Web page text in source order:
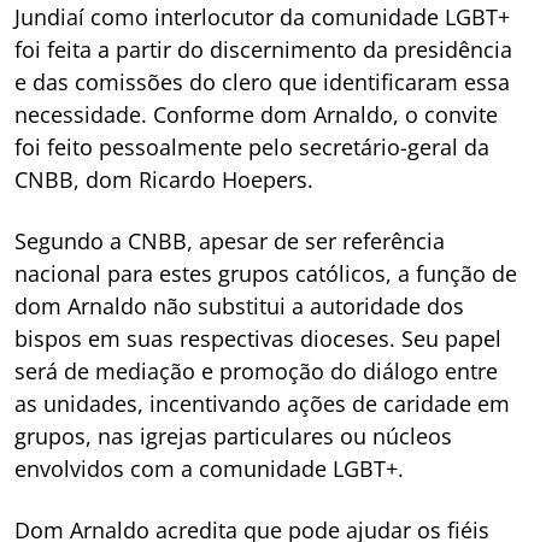
Jundiaí como interlocutor da comunidade LGBT+
foi feita a partir do discernimento da presidência
e das comissões do clero que identificaram essa
necessidade. Conforme dom Arnaldo, o convite
foi feito pessoalmente pelo secretário-geral da
CNBB, dom Ricardo Hoepers.
Segundo a CNBB, apesar de ser referência
nacional para estes grupos católicos, a função de
dom Arnaldo não substitui a autoridade dos
bispos em suas respectivas dioceses. Seu papel
será de mediação e promoção do diálogo entre
as unidades, incentivando ações de caridade em
grupos, nas igrejas particulares ou núcleos
envolvidos com a comunidade LGBT+.
Dom Arnaldo acredita que pode ajudar os fiéis